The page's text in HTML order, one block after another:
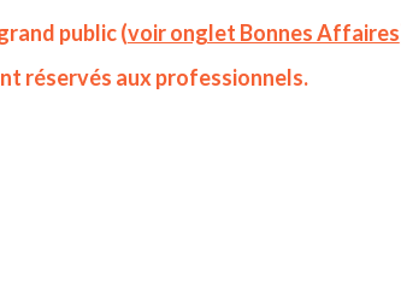
public (voir onglet Bonnes Affaires
réservés aux professionnels.